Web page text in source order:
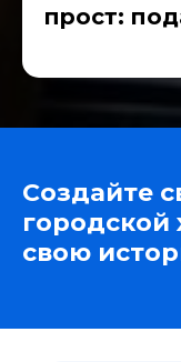
прост:
Создайте
городской
свою